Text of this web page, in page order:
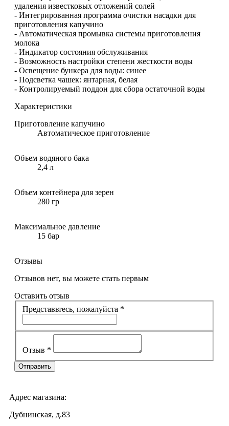
удаления известковых отложений солей
- Интегрированная программа очистки насадки для
приготовления капучино
- Автоматическая промывка системы приготовления
молока
- Индикатор состояния обслуживания
- Возможность настройки степени жесткости воды
- Освещение бункера для воды: синее
- Подсветка чашек: янтарная, белая
- Контролируемый поддон для сбора остаточной воды
Характеристики
Приготовление капучино
Автоматическое приготовление
Объем водяного бака
2,4 л
Объем контейнера для зерен
280 гр
Максимальное давление
15 бар
Отзывы
Отзывов нет, вы можете стать первым
Оставить отзыв
Представьтесь, пожалуйста *
Отзыв *
Адрес магазина:
Дубнинская, д.83